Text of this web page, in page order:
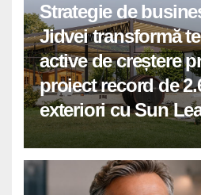
Strategie de
Jidvei transformă
active de creștere
proiect record de
exteriori cu Sun